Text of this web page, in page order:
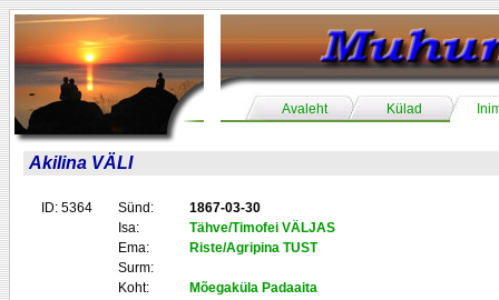
Avaleht Külad
Akilina VÄLI
ID: 5364 Sünd:
1867-03-30
Isa:
Tähve/Timofei VÄLJAS
Ema:
Riste/Agripina TUST
Surm:
Koht:
Mõegaküla Padaaita